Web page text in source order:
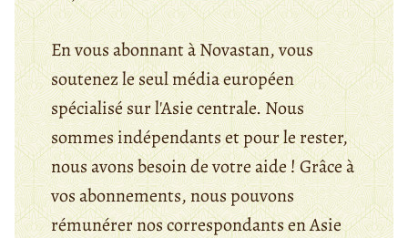
En vous abonnant à Novastan, vous
soutenez le seul média européen
spécialisé sur l'Asie centrale. Nous
sommes indépendants et pour le rester,
nous avons besoin de votre aide ! Grâce à
vos abonnements, nous pouvons
rémunérer nos correspondants en Asie